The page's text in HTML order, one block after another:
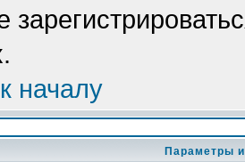
началу
Параметры